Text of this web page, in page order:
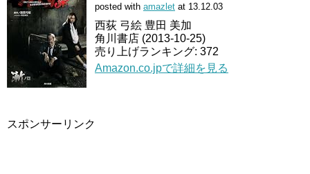
posted with amazlet at 13.12.03
西荻 弓絵 豊田 美加
角川書店 (2013-10-25)
売り上げランキング: 372
Amazon.co.jpで詳細を見る
スポンサーリンク